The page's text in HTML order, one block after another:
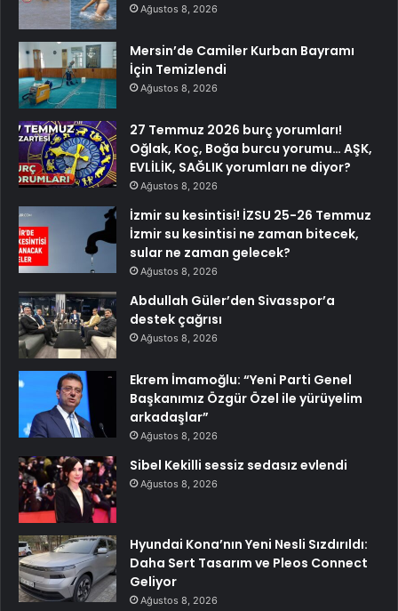
Ağustos 8, 2026
Mersin’de Camiler Kurban Bayramı
İçin Temizlendi
Ağustos 8, 2026
27 Temmuz 2026 burç yorumları!
Oğlak, Koç, Boğa burcu yorumu… AŞK,
EVLİLİK, SAĞLIK yorumları ne diyor?
Ağustos 8, 2026
İzmir su kesintisi! İZSU 25-26 Temmuz
İzmir su kesintisi ne zaman bitecek,
sular ne zaman gelecek?
Ağustos 8, 2026
Abdullah Güler’den Sivasspor’a
destek çağrısı
Ağustos 8, 2026
Ekrem İmamoğlu: “Yeni Parti Genel
Başkanımız Özgür Özel ile yürüyelim
arkadaşlar”
Ağustos 8, 2026
Sibel Kekilli sessiz sedasız evlendi
Ağustos 8, 2026
Hyundai Kona’nın Yeni Nesli Sızdırıldı:
Daha Sert Tasarım ve Pleos Connect
Geliyor
Ağustos 8, 2026